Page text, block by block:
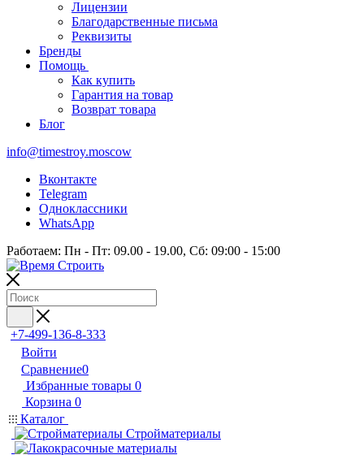
Лицензии
Благодарственные письма
Реквизиты
Бренды
Помощь
Как купить
Гарантия на товар
Возврат товара
Блог
info@timestroy.moscow
Вконтакте
Telegram
Одноклассники
WhatsApp
Работаем: Пн - Пт: 09.00 - 19.00, Сб: 09:00 - 15:00
+7-499-136-8-333
Войти
Сравнение0
Избранные товары 0
Корзина 0
Каталог
Стройматериалы